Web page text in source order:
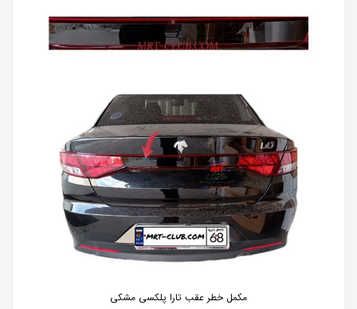
مکمل خطر عقب تارا پلکسی مشکی